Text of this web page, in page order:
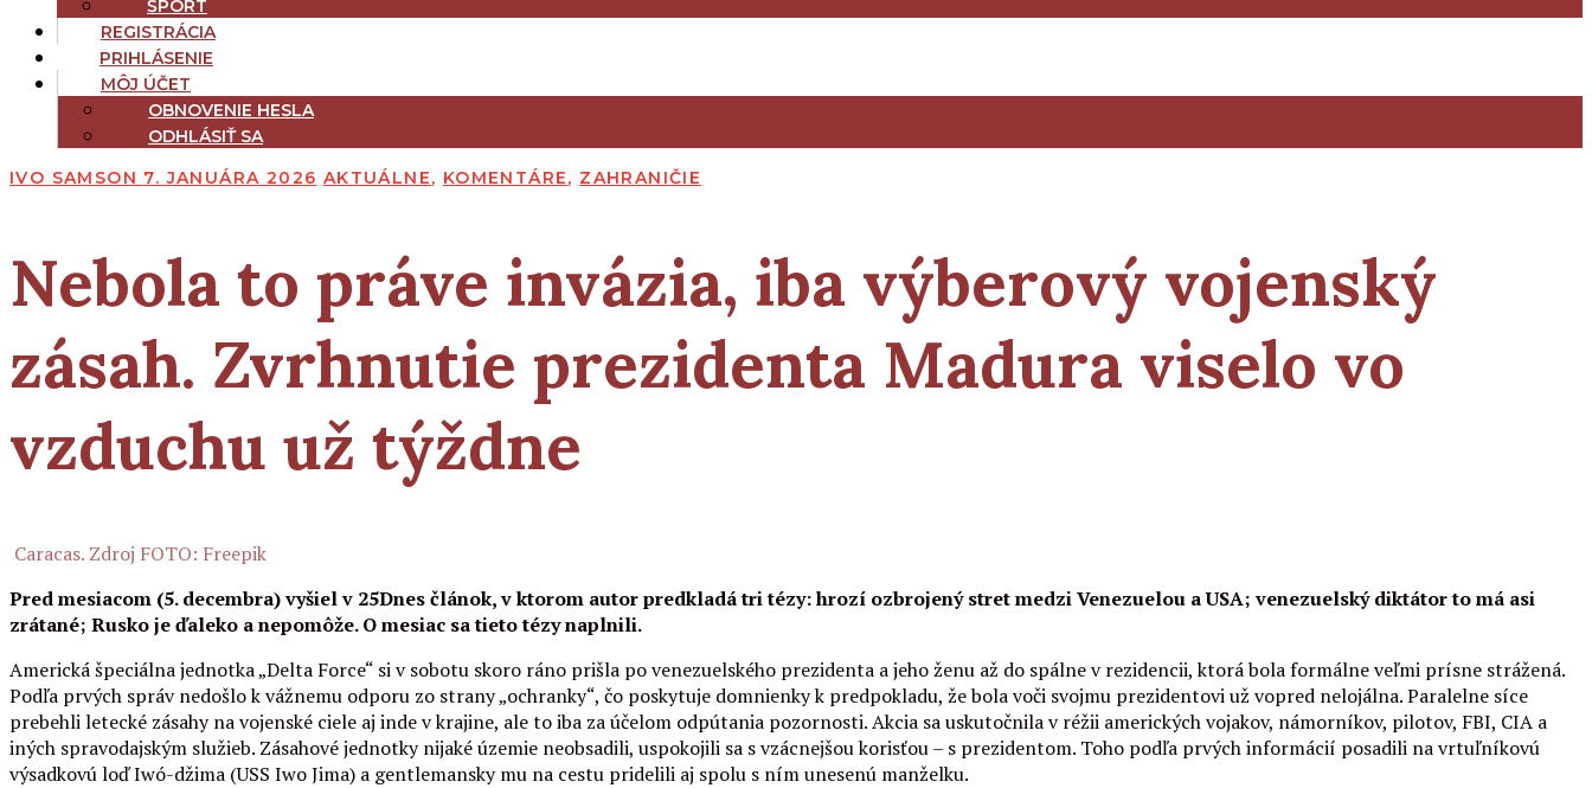
ŠPORT
REGISTRÁCIA
PRIHLÁSENIE
MÔJ ÚČET
OBNOVENIE HESLA
ODHLÁSIŤ SA
IVO SAMSON 7. JANUÁRA 2026 AKTUÁLNE, KOMENTÁRE, ZAHRANIČIE
Nebola to práve invázia, iba výberový vojenský
zásah. Zvrhnutie prezidenta Madura viselo vo
vzduchu už týždne
Caracas. Zdroj FOTO: Freepik
Pred mesiacom (5. decembra) vyšiel v 25Dnes článok, v ktorom autor predkladá tri tézy: hrozí ozbrojený stret medzi Venezuelou a USA; venezuelský diktátor to má asi
zrátané; Rusko je ďaleko a nepomôže. O mesiac sa tieto tézy naplnili.
Americká špeciálna jednotka „Delta Force“ si v sobotu skoro ráno prišla po venezuelského prezidenta a jeho ženu až do spálne v rezidencii, ktorá bola formálne veľmi prísne strážená.
Podľa prvých správ nedošlo k vážnemu odporu zo strany „ochranky“, čo poskytuje domnienky k predpokladu, že bola voči svojmu prezidentovi už vopred nelojálna. Paralelne síce
prebehli letecké zásahy na vojenské ciele aj inde v krajine, ale to iba za účelom odpútania pozornosti. Akcia sa uskutočnila v réžii amerických vojakov, námorníkov, pilotov, FBI, CIA a
iných spravodajským služieb. Zásahové jednotky nijaké územie neobsadili, uspokojili sa s vzácnejšou korisťou – s prezidentom. Toho podľa prvých informácií posadili na vrtuľníkovú
výsadkovú loď Iwó-džima (USS Iwo Jima) a gentlemansky mu na cestu pridelili aj spolu s ním unesenú manželku.